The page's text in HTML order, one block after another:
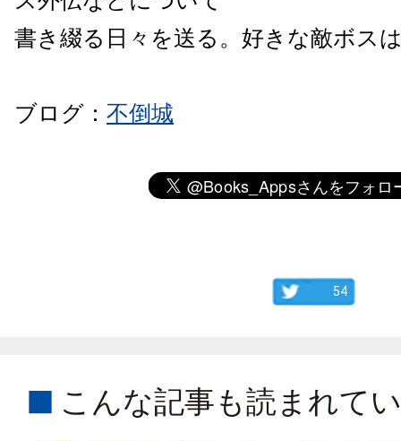
書き綴る日々を送る。好きな敵ボス
ブログ： 不倒城
54
こんな記事も読まれて